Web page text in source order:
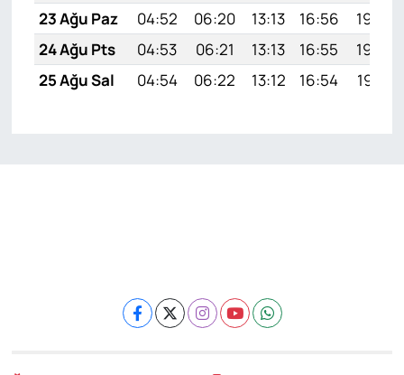
23 Ağu Paz
04:52 06:20 13:13 16:56
19:56
24 Ağu Pts
04:53 06:21 13:13 16:55
19:54
25 Ağu Sal
04:54 06:22 13:12 16:54 19:53